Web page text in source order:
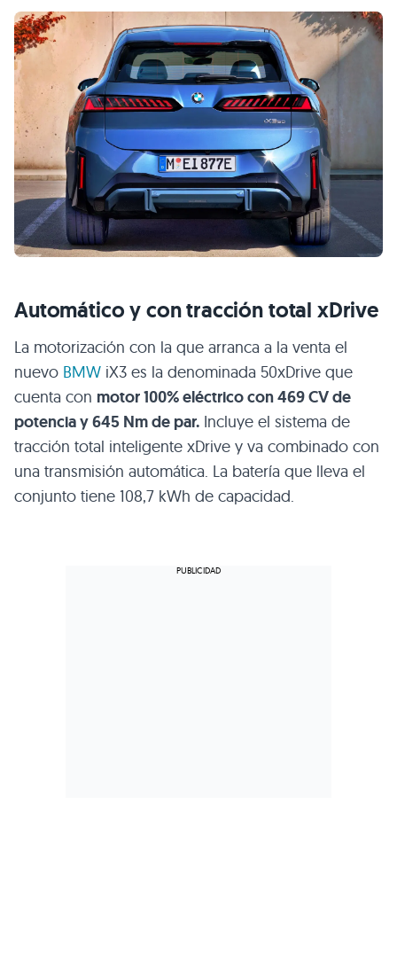
Automático y con tracción total xDrive
La motorización con la que arranca a la venta el
nuevo BMW iX3 es la denominada 50xDrive que
cuenta con motor 100% eléctrico con 469 CV de
potencia y 645 Nm de par. Incluye el sistema de
tracción total inteligente xDrive y va combinado con
una transmisión automática. La batería que lleva el
conjunto tiene 108,7 kWh de capacidad.